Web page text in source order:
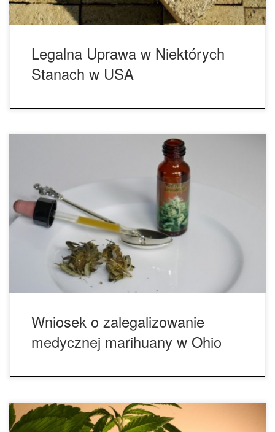
Legalna Uprawa w Niektórych
Stanach w USA
Plan zalegalizowania medycznej marihuany poprzez zmianę
konstytucji w Ohio wyjaśnił zasadniczą przeszkodę.
Prokurator generalny w Ohio, Mike DeWine zatwierdził
podsumowanie głosowania zaproponowane przez MPP.
DeWine w tym miesiącu odrzucił pierwsze podejście komisji
z powodu różnych was. Teraz, BB w Ohio ma 10 dni na
certyfikowanie poprawek. Kiedy się to stanie, […]
Wniosek o zalegalizowanie
medycznej marihuany w Ohio